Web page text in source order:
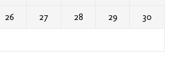
26 27 28 29 30